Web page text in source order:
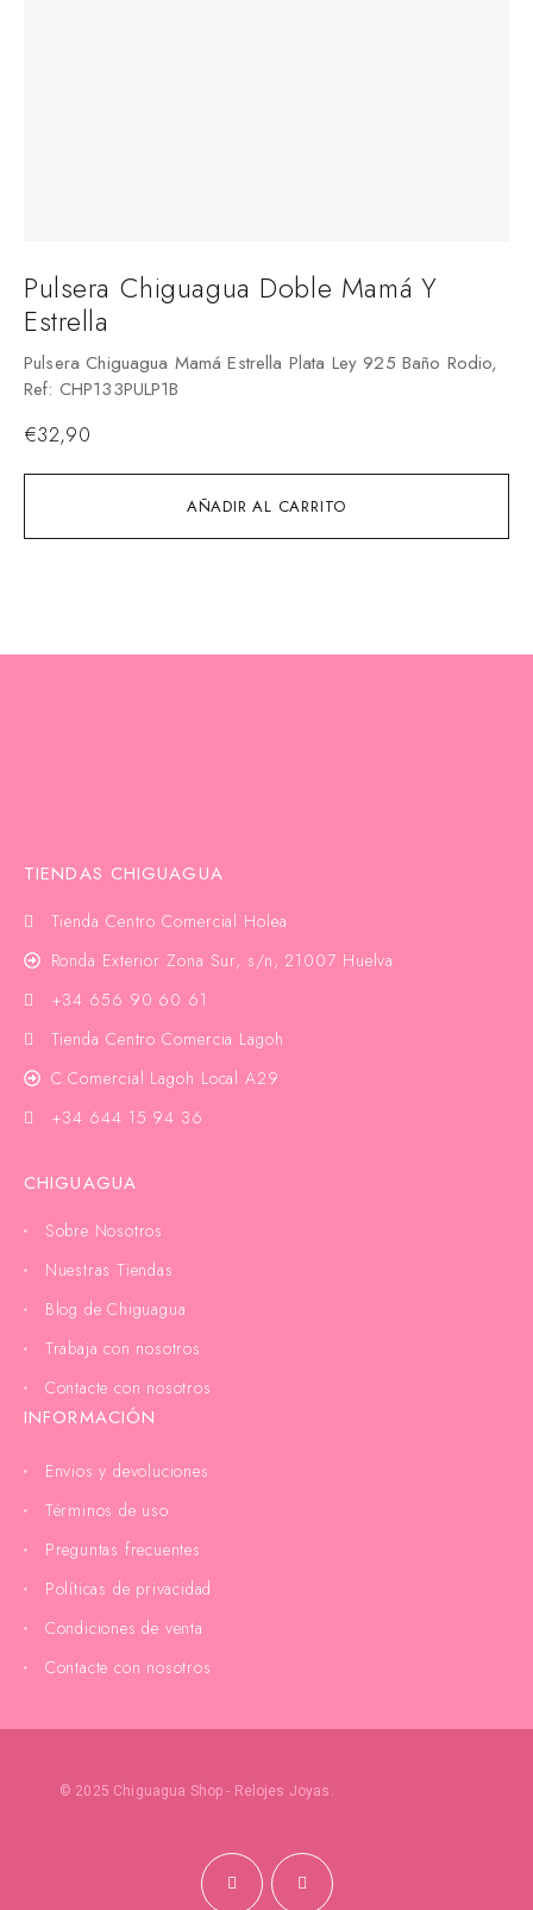
AÑADIR AL CARRITO
Pulsera Chiguagua Doble Mamá Y
Estrella
Pulsera Chiguagua Mamá Estrella Plata Ley 925 Baño Rodio,
Ref: CHP133PULP1B
€32,90
TIENDAS CHIGUAGUA
Tienda Centro Comercial Holea
Ronda Exterior Zona Sur, s/n, 21007 Huelva
+34 656 90 60 61
Tienda Centro Comercia Lagoh
C.Comercial Lagoh Local A29
+34 644 15 94 36
CHIGUAGUA
Sobre Nosotros
Nuestras Tiendas
Blog de Chiguagua
Trabaja con nosotros
Contacte con nosotros
INFORMACIÓN
Envios y devoluciones
Términos de uso
Preguntas frecuentes
Políticas de privacidad
Condiciones de venta
Contacte con nosotros
© 2025 Chiguagua Shop - Relojes Joyas.